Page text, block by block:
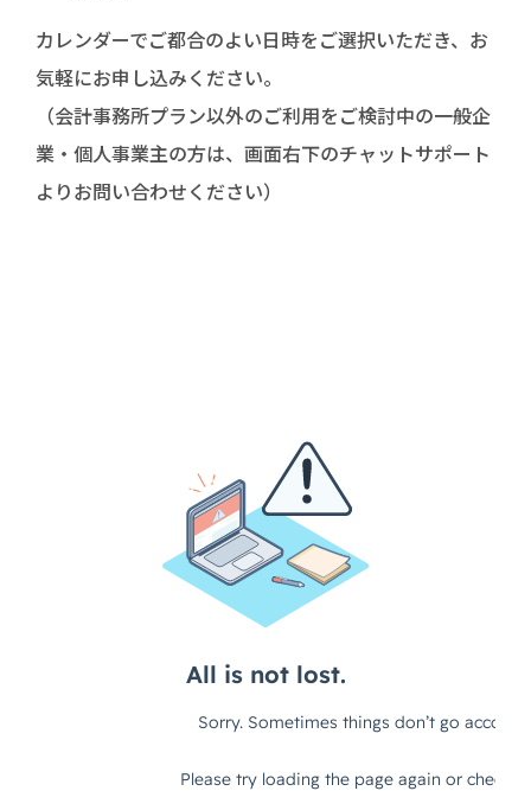
カレンダーでご都合のよい日時をご選択いただき、お
気軽にお申し込みください。
（会計事務所プラン以外のご利用をご検討中の一般企
業・個人事業主の方は、画面右下のチャットサポート
よりお問い合わせください）